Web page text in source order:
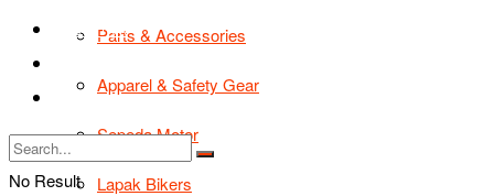
Parts & Accessories
Apparel & Safety Gear
Sepeda Motor
Lapak Bikers
TIPS & TRIK
Tentang Kami
No Result